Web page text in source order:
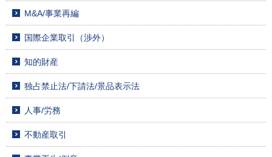
M&A/事業再編
国際企業取引（渉外）
知的財産
独占禁止法/下請法/景品表示法
人事/労務
不動産取引